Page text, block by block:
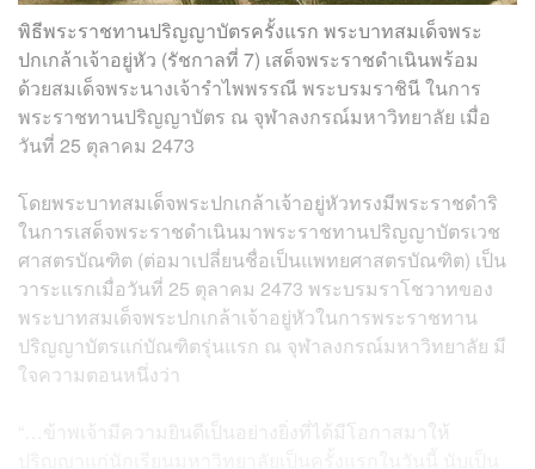
พิธีพระราชทานปริญญาบัตรครั้งแรก พระบาทสมเด็จพระ
ปกเกล้าเจ้าอยู่หัว (รัชกาลที่ 7) เสด็จพระราชดำเนินพร้อม
ด้วยสมเด็จพระนางเจ้ารำไพพรรณี พระบรมราชินี ในการ
พระราชทานปริญญาบัตร ณ จุฬาลงกรณ์มหาวิทยาลัย เมื่อ
วันที่ 25 ตุลาคม 2473
โดยพระบาทสมเด็จพระปกเกล้าเจ้าอยู่หัวทรงมีพระราชดำริ
ในการเสด็จพระราชดำเนินมาพระราชทานปริญญาบัตรเวช
ศาสตรบัณฑิต (ต่อมาเปลี่ยนชื่อเป็นแพทยศาสตรบัณฑิต) เป็น
วาระแรกเมื่อวันที่ 25 ตุลาคม 2473 พระบรมราโชวาทของ
พระบาทสมเด็จพระปกเกล้าเจ้าอยู่หัวในการพระราชทาน
ปริญญาบัตรแก่บัณฑิตรุ่นแรก ณ จุฬาลงกรณ์มหาวิทยาลัย มี
ใจความตอนหนึ่งว่า
“…ข้าพเจ้ามีความยินดีเป็นอย่างยิ่งที่ได้มีโอกาสมาให้